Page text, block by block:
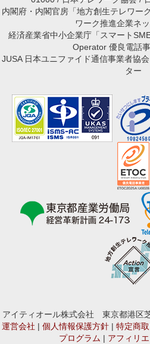
内閣府・内閣官房「地方創生テレワー
ワーク推進企業ネッ
経済産業省中小企業庁「スマート
Operator 優良電話
JUSA 日本ユニファイド通信事業者協
ター
アイティオール株式会社 東京都港区
運営会社 | 個人情報保護方針 | 特定商
プログラム | アフィリ